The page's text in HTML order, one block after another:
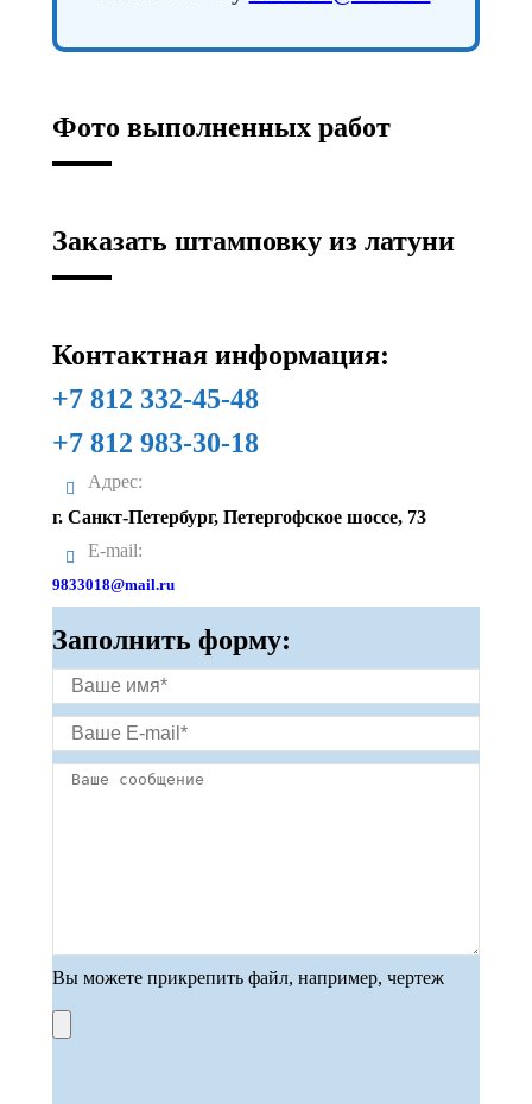
Фото выполненных работ
Заказать штамповку из латуни
Контактная информация:
+7 812 332-45-48
+7 812 983-30-18
Адрес:
г. Санкт-Петербург, Петергофское шоссе, 73
E-mail:
9833018@mail.ru
Заполнить форму:
Вы можете прикрепить файл, например, чертеж